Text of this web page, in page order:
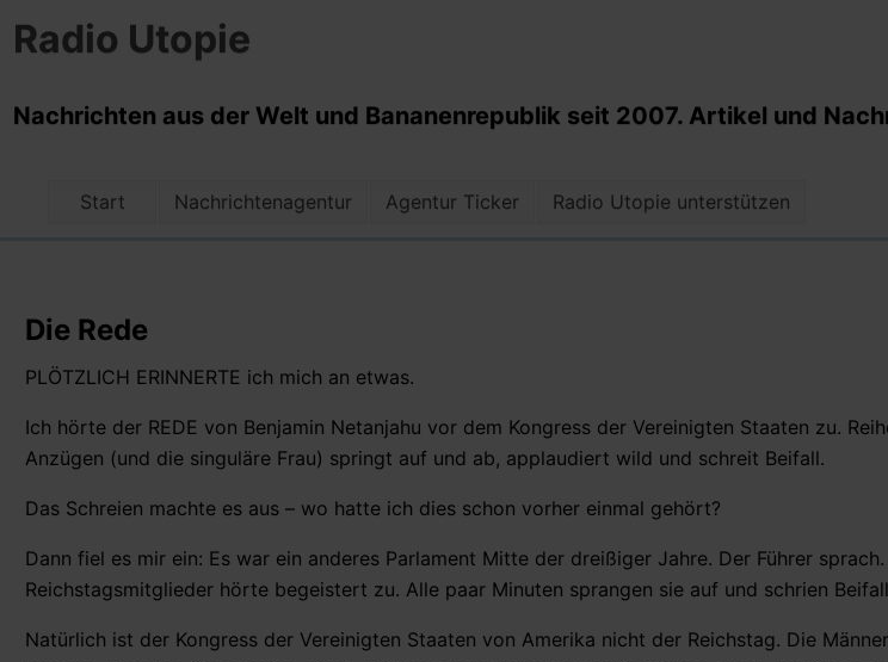
Radio Utopie
Nachrichten aus der Welt und Bananenrepublik seit 2007. Artikel und
Start Nachrichtenagentur Agentur Ticker Radio Utopie unterstützen
Die Rede
PLÖTZLICH ERINNERTE ich mich an etwas.
Ich hörte der REDE von Benjamin Netanjahu vor dem Kongress der Vereinigten Staaten zu.
Anzügen (und die singuläre Frau) springt auf und ab, applaudiert wild und schreit Beifall.
Das Schreien machte es aus – wo hatte ich dies schon vorher einmal gehört?
Dann fiel es mir ein: Es war ein anderes Parlament Mitte der dreißiger Jahre. Der Führer sprach.
Reichstagsmitglieder hörte begeistert zu. Alle paar Minuten sprangen sie auf und schrien
Natürlich ist der Kongress der Vereinigten Staaten von Amerika nicht der Reichstag. Die